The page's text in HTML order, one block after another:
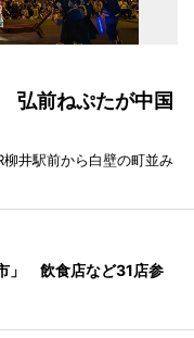
弘前ねぷたが中国
柳井駅前から白壁の町並み
」 飲食店など31店参